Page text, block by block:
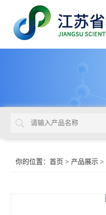
你的位置：首页 > 产品展示 >